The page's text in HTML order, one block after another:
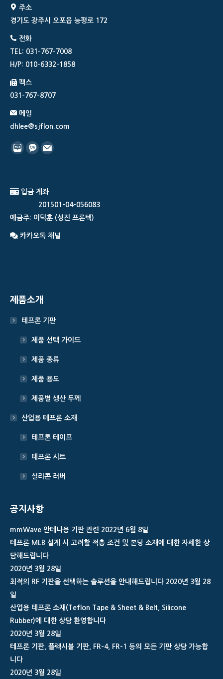
주소
경기도 광주시 오포읍 능평로 172
전화
TEL: 031-767-7008
H/P: 010-6332-1858
팩스
031-767-8707
메일
dhlee@sjflon.com
Find us on:
입금 계좌
201501-04-056083
예금주: 이덕훈 (성진 프론텍)
카카오톡 채널
제품소개
테프론 기판
제품 선택 가이드
제품 종류
제품 용도
제품별 생산 두께
산업용 테프론 소재
테프론 테이프
테프론 시트
실리콘 러버
공지사항
mmWave 안테나용 기판 관련 2022년 6월 8일
테프론 MLB 설계 시 고려할 적층 조건 및 본딩 소재에 대한 자세한 상
담해드립니다
2020년 3월 28일
최적의 RF 기판을 선택하는 솔루션을 안내해드립니다 2020년 3월 28
일
산업용 테프론 소재(Teflon Tape & Sheet & Belt, Silicone
Rubber)에 대한 상담 환영합니다
2020년 3월 28일
테프론 기판, 플렉시블 기판, FR-4, FR-1 등의 모든 기판 상담 가능합
니다
2020년 3월 28일